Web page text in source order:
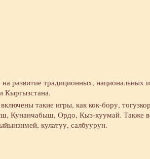
развитие традиционных, национальных
Кыргызстана.
такие игры, как кок-бору,
Ордо, Кыз-куумай. Также
кулатуу, салбуурун.